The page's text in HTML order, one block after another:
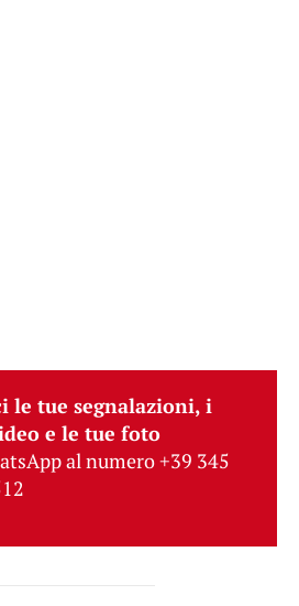
le tue segnalazioni, i
e le tue foto
al numero +39 345